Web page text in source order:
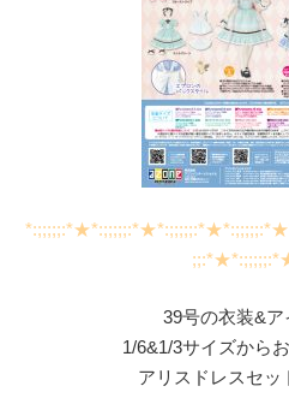
39号の衣装&ア
1/6&1/3サイズから
アリスドレスセッ